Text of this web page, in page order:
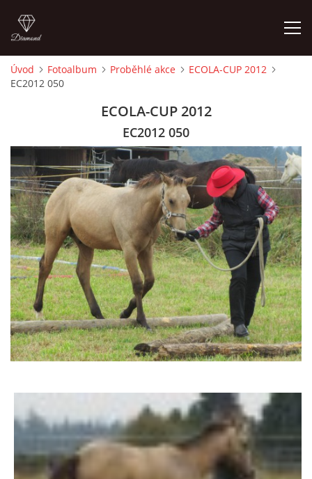
ÚVOD
VÝCVIK KONÍ
STÁJ ECOLA (HAKLOVY DVORY)
ECOLA EQUESTRIAN
PROBĚHLÉ AKCE
AKCE 2025
Úvod Fotoalbum Proběhlé akce
ECOLA-CUP 2012
EC2012 050
ECOLA-CUP 2012
EC2012 050